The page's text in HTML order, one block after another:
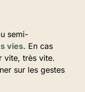
semi-
vies. En cas
vite, très vite.
sur les gestes